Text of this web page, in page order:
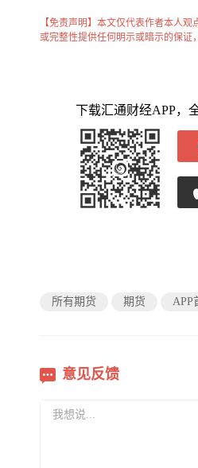
【免责声明】本文仅代表作者本人
或完整性提供任何明示或暗示的保证
下载汇通财经APP，
所有期货 期货 APP
意见反馈